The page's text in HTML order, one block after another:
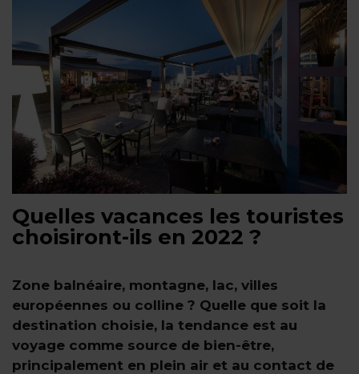
Quelles vacances les touristes
choisiront-ils en 2022 ?
Zone balnéaire, montagne, lac, villes
européennes ou colline ? Quelle que soit la
destination choisie, la tendance est au
voyage comme source de bien-être,
principalement en plein air et au contact de